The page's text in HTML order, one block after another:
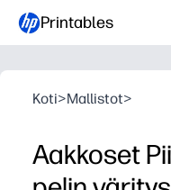
Printables
Koti>Mallistot>
Aakkoset